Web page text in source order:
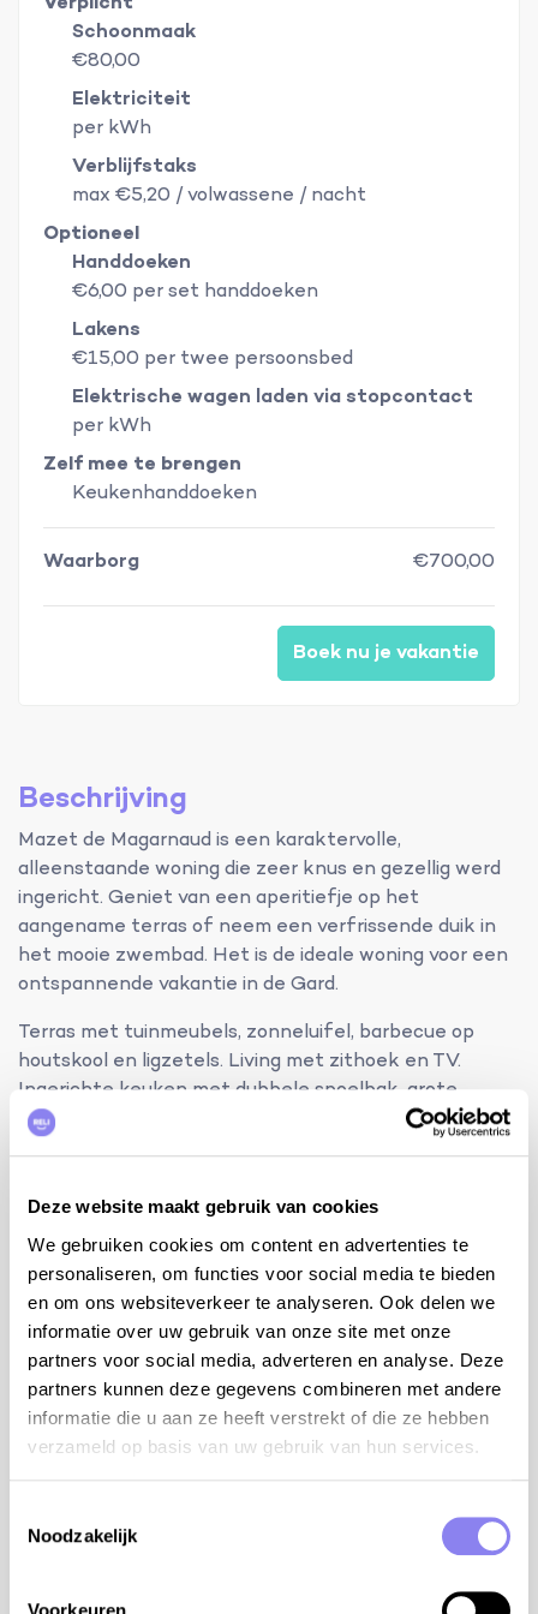
Deze website maakt gebruik van cookies
We gebruiken cookies om content en advertenties te
personaliseren, om functies voor social media te bieden
en om ons websiteverkeer te analyseren. Ook delen we
informatie over uw gebruik van onze site met onze
partners voor social media, adverteren en analyse. Deze
partners kunnen deze gegevens combineren met andere
informatie die u aan ze heeft verstrekt of die ze hebben
verzameld op basis van uw gebruik van hun services.
Noodzakelijk
Schoonmaak
€80,00
Elektriciteit
per kWh
Verblijfstaks
max €5,20 / volwassene / nacht
Optioneel
Handdoeken
€6,00 per set handdoeken
Lakens
€15,00 per twee persoonsbed
Elektrische wagen laden via stopcontact
per kWh
Zelf mee te brengen
Keukenhanddoeken
Waarborg €700,00
Boek nu je vakantie
Beschrijving
Mazet de Magarnaud is een karaktervolle,
alleenstaande woning die zeer knus en gezellig werd
ingericht. Geniet van een aperitiefje op het
aangename terras of neem een verfrissende duik in
het mooie zwembad. Het is de ideale woning voor een
ontspannende vakantie in de Gard.
Terras met tuinmeubels, zonneluifel, barbecue op
houtskool en ligzetels. Living met zithoek en TV.
Ingerichte keuken met dubbele spoelbak, grote
koelkast met aparte diepvries, gasfornuis, oven,
internet WiFi
20 km van de kust
4 personen
2 slaapkamers en 1 badkamer:
slpk 1 met bed 160 cm
slpk 2 met bed 140 cm
badkamer met inloopdouche, lavabo en WC
woning: 70m²